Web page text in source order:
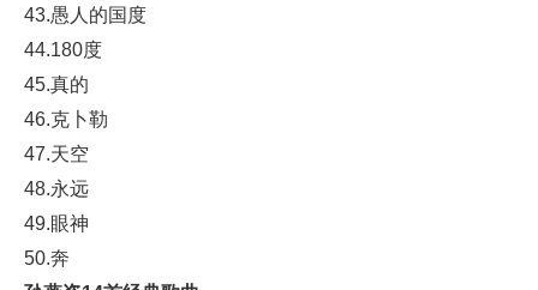
43.愚人的国度
44.180度
45.真的
46.克卜勒
47.天空
48.永远
49.眼神
50.奔